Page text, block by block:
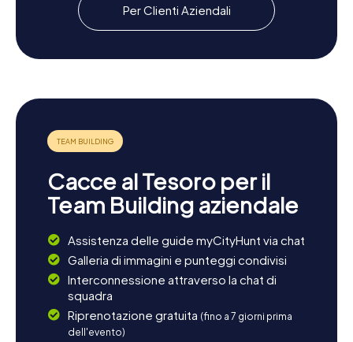
Esplorare i dintorni dopo la caccia al tesoro nel
Mühlenbecker Land
Dopo una caccia al tesoro emozionante nel Mühlenbecker
la linea S-Bahn S8 rendono semplice fare una deviazione
nella capitale o visitare le riserve naturali circostanti. Una
visita alla vicina Wandlitz o un'escursione nei boschi
circostanti sono l'ideale per concludere la giornata in
lasciatevi incantare dalla combinazione unica di natura e
storia.
Per Clienti Aziendali
Cacce al Tesoro per il
Team Building aziendale
Assistenza delle guide myCityHunt via chat
Galleria di immagini e punteggi condivisi
Interconnessione attraverso la chat di
squadra
Riprenotazione gratuita (fino a 7 giorni prima
dell'evento)